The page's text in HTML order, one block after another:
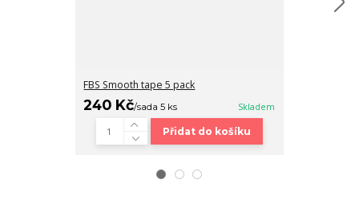
FBS Smooth tape 5 pack
240 Kč/sada 5 ks Skladem
Přidat do košíku